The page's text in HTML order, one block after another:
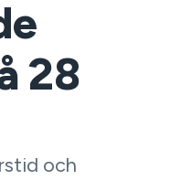
28
och